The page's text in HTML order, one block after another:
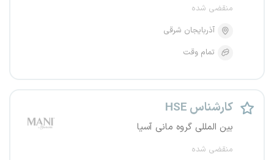
منقضی شده
آذربایجان شرقی
تمام وقت
کارشناس HSE
بین المللی گروه مانی آسیا
منقضی شده